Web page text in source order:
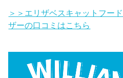
＞＞エリザベスキャットフー
ザーの口コミはこちら